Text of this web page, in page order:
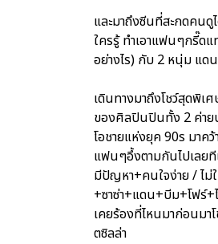
และมาถึงซีนที่สะกดคน
ใครรู้ ทำเอาแฟนๆกรี๊ด
อย่างไร) กับ 2 หนุ่ม แด
เดินทางมาถึงโชว์สุดพิ
ของศิลปินปินทั้ง 2 ค่าย
โอชายแห่งยุค 90s มาค
แฟนๆอึ้งตามกันไปเลย
มีปัญหา+คนใจง่าย / ไม่
+ซาซ่า+แดน+บีม+โฟร์
เคยร้องที่ไหนมาก่อนม
ตซิลล่า